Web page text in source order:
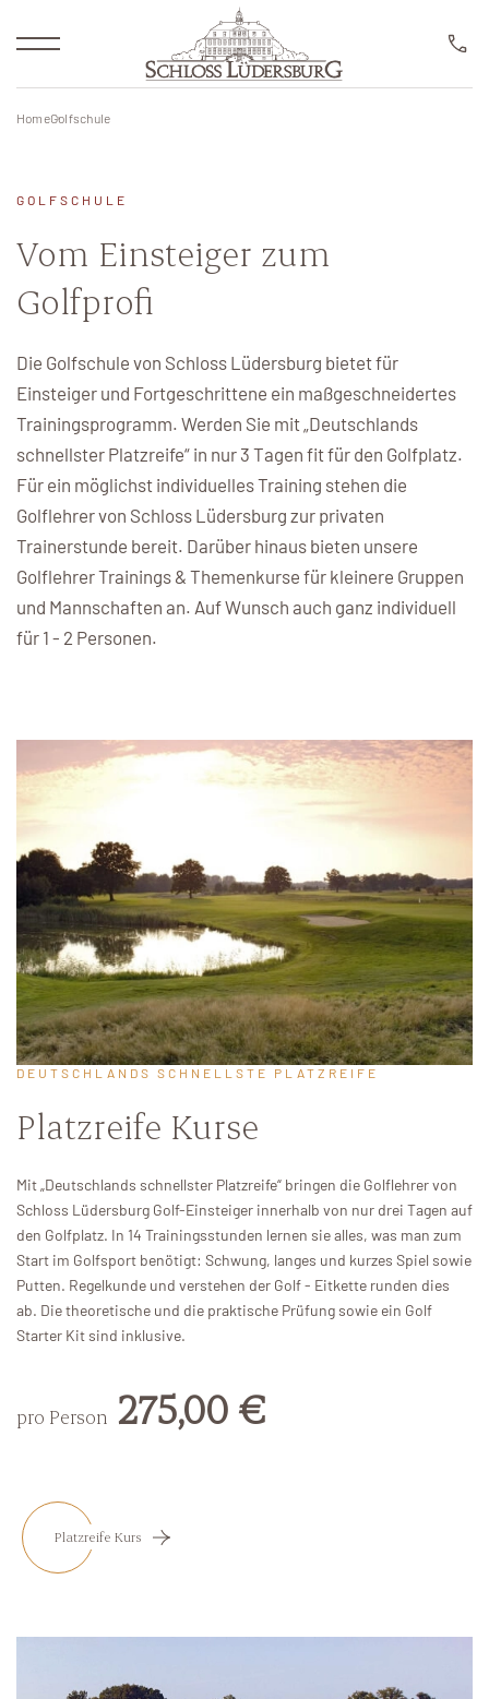
Übernachtung
Golfschule
Restaurants
Business & Events
Spa & Wellness
Gutscheine
Startzeit
Buchen Sie Ihr Wunschdatum und sichern Sie sich jetzt
Lüdersburg
Schloss Lüdersburg ist der perfekte Heimkurs für Sie.
Jetzt Mitglied werden
HOTEL ROOM BOOKING
Reservierung
RESERVIERUNG
HomeGolfschule
GOLFSCHULE
Vom Einsteiger zum
Golfprofi
Die Golfschule von Schloss Lüdersburg bietet für
Einsteiger und Fortgeschrittene ein maßgeschneidertes
Trainingsprogramm. Werden Sie mit „Deutschlands
schnellster Platzreife“ in nur 3 Tagen fit für den Golfplatz.
Für ein möglichst individuelles Training stehen die
Golflehrer von Schloss Lüdersburg zur privaten
Trainerstunde bereit. Darüber hinaus bieten unsere
Golflehrer Trainings & Themenkurse für kleinere Gruppen
und Mannschaften an. Auf Wunsch auch ganz individuell
für 1 - 2 Personen.
DEUTSCHLANDS SCHNELLSTE PLATZREIFE
Platzreife Kurse
Mit „Deutschlands schnellster Platzreife“ bringen die Golflehrer von
Schloss Lüdersburg Golf-Einsteiger innerhalb von nur drei Tagen auf
den Golfplatz. In 14 Trainingsstunden lernen sie alles, was man zum
Start im Golfsport benötigt: Schwung, langes und kurzes Spiel sowie
Putten. Regelkunde und verstehen der Golf - Eitkette runden dies
ab. Die theoretische und die praktische Prüfung sowie ein Golf
Starter Kit sind inklusive.
pro Person 275,00 €
Platzreife Kurs